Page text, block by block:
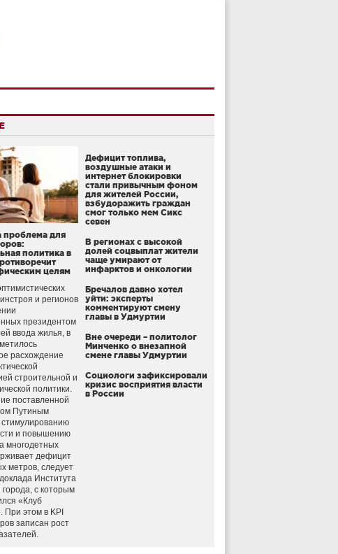
проблема для
политика в
целям
и регионов
президентом
ввода жилья, в
расхождение
строительной и
политики.
поставленной
Путиным
стимулированию
и повышению
многодетных
дефицит
метров, следует
Института
города, с которым
«Клуб
При этом в KPI
записан рост
Дефицит топлива,
воздушные атаки и
интернет блокировки
стали привычным фоном
для жителей России,
взбудоражить граждан
смог только мем Сикс
севен
В регионах с высокой
долей соцвыплат жители
чаще умирают от
инфарктов и онкологии
Бречалов давно хотел
уйти: эксперты
комментируют смену
главы в Удмуртии
Вне очереди – политолог
Минченко о внезапной
смене главы Удмуртии
Социологи зафиксировали
кризис восприятия власти
в России